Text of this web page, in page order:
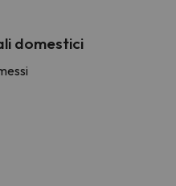
domestici